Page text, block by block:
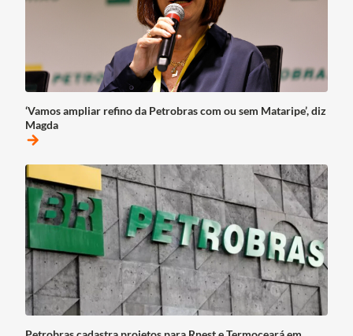
‘Vamos ampliar refino da Petrobras com ou sem Mataripe’, diz
Magda
arrow_forward